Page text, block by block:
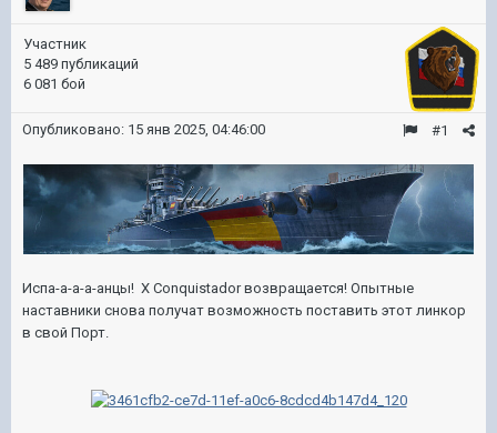
Участник
5 489 публикаций
6 081 бой
#1
Опубликовано: 15 янв 2025, 04:46:00
Испа-а-а-а-анцы! X Conquistadorвозвращается! Опытные
наставники снова получат возможность поставить этот линкор
в свой Порт.